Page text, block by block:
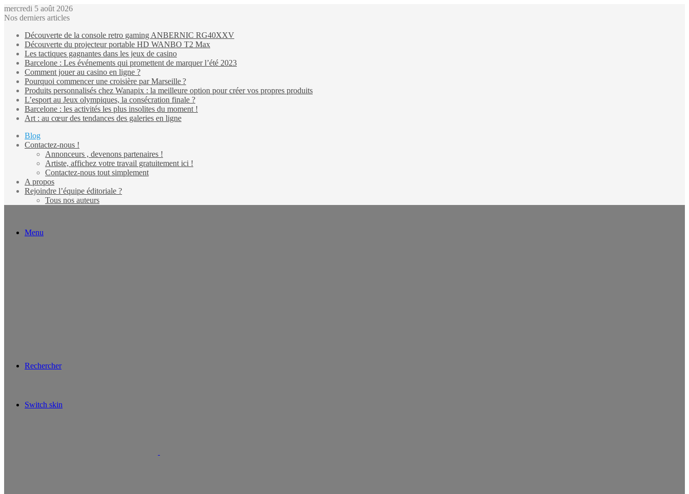
mercredi 5 août 2026
Nos derniers articles
Découverte de la console retro gaming ANBERNIC RG40XXV
Découverte du projecteur portable HD WANBO T2 Max
Les tactiques gagnantes dans les jeux de casino
Barcelone : Les événements qui promettent de marquer l’été 2023
Comment jouer au casino en ligne ?
Pourquoi commencer une croisière par Marseille ?
Produits personnalisés chez Wanapix : la meilleure option pour créer vos propres produits
L’esport au Jeux olympiques, la consécration finale ?
Barcelone : les activités les plus insolites du moment !
Art : au cœur des tendances des galeries en ligne
Blog
Contactez-nous !
Annonceurs , devenons partenaires !
Artiste, affichez votre travail gratuitement ici !
Contactez-nous tout simplement
A propos
Rejoindre l’équipe éditoriale ?
Tous nos auteurs
Menu
Rechercher
Switch skin